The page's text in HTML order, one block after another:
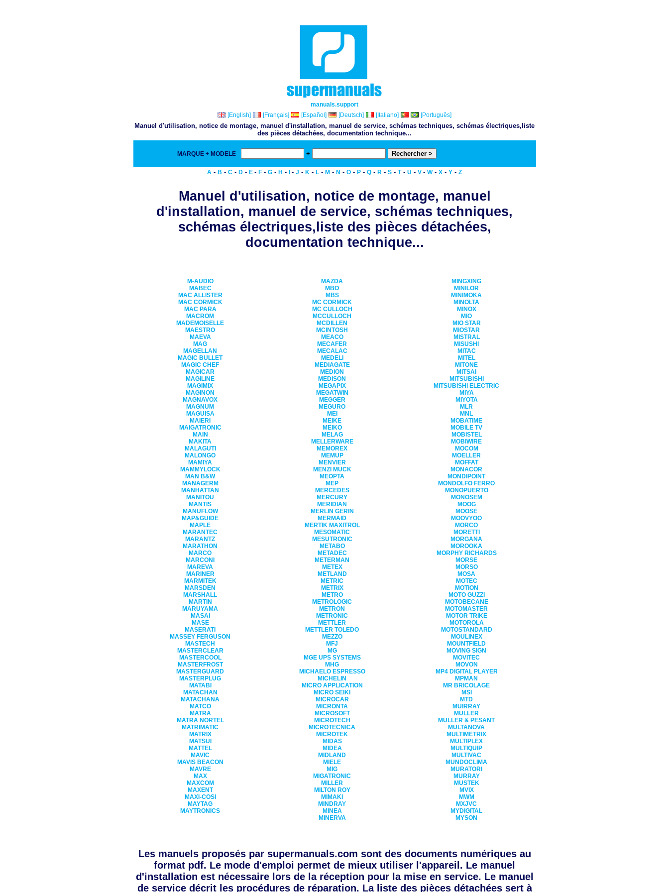
manuals.support
[English]
[Français] [Español] [Deutsch] [Italiano] [Português]
Manuel d'utilisation, notice de montage, manuel d'installation, manuel de service, schémas techniques, schémas électriques,liste
des pièces détachées, documentation technique...
MARQUE + MODELE +
A - B - C - D - E - F - G - H - - J - K - L - M - N - O - P - Q - R - S - T- U - V - W- X - Y - Z
Manuel d'utilisation, notice de montage, manuel
d'installation, manuel de service, schémas techniques,
schémas électriques,liste des pièces détachées,
documentation technique...
M-AUDIO
MABEC
MAC ALLISTER
MAC CORMICK
MAC PARA
MACROM
MADEMOISELLE
MAESTRO
MAEVA
MAG
MAGELLAN
MAGIC BULLET
MAGIC CHEF
MAGICAR
MAGILINE
MAGIMIX
MAGINON
MAGNAVOX
MAGNUM
MAGUISA
MAIERI
MAIGATRONIC
MAIN
MAKITA
MALAGUTI
MALONGO
MAMIYA
MAMMYLOCK
MAN B&W
MANAGERM
MANHATTAN
MANITOU
MANTIS
MANUFLOW
MAP&GUIDE
MAPLE
MARANTEC
MARANTZ
MARATHON
MARCO
MARCONI
MAREVA
MARINER
MARMITEK
MARSDEN
MARSHALL
MARTIN
MARUYAMA
MASAI
MASE
MASERATI
MASSEY FERGUSON
MASTECH
MASTERCLEAR
MASTERCOOL
MASTERFROST
MASTERGUARD
MASTERPLUG
MATABI
MATACHAN
MATACHANA
MATCO
MATRA
MATRA NORTEL
MATRIMATIC
MATRIX
MATSUI
MATTEL
MAVIC
MAVIS BEACON
MAVRE
MAX
MAXCOM
MAXENT
MAXI-COSI
MAYTAG
MAYTRONICS
MAZDA
MBO
MBS
MC CORMICK
MC CULLOCH
MCCULLOCH
MCDILLEN
MCINTOSH
MEACO
MECAFER
MECALAC
MEDELI
MEDIAGATE
MEDION
MEDISON
MEGAPIX
MEGATWIN
MEGGER
MEGURO
MEI
MEIKE
MEIKO
MELAG
MELLERWARE
MEMOREX
MEMUP
MENVIER
MENZI MUCK
MEOPTA
MEP
MERCEDES
MERCURY
MERIDIAN
MERLIN GERIN
MERMAID
MERTIK MAXITROL
MESOMATIC
MESUTRONIC
METABO
METADEC
METERMAN
METEX
METLAND
METRIC
METRIX
METRO
METROLOGIC
METRON
METRONIC
METTLER
METTLER TOLEDO
MEZZO
MFJ
MG
MGE UPS SYSTEMS
MHG
MICHAELO ESPRESSO
MICHELIN
MICRO APPLICATION
MICRO SEIKI
MICROCAR
MICRONTA
MICROSOFT
MICROTECH
MICROTECNICA
MICROTEK
MIDAS
MIDEA
MIDLAND
MIELE
MIG
MIGATRONIC
MILLER
MILTON ROY
MIMAKI
MINDRAY
MINEA
MINERVA
MINGXING
MINILOR
MINIMOKA
MINOLTA
MINOX
MIO
MIO STAR
MIOSTAR
MISTRAL
MISUSHI
MITAC
MITEL
MITONE
MITSAI
MITSUBISHI
MITSUBISHI ELECTRIC
MIYA
MIYOTA
MLR
MNL
MOBATIME
MOBILE TV
MOBISTEL
MOBIWIRE
MOCOM
MOELLER
MOFFAT
MONACOR
MONDIPOINT
MONDOLFO FERRO
MONOPUERTO
MONOSEM
MOOG
MOOSE
MOOVYOO
MORCO
MORETTI
MORGANA
MOROOKA
MORPHY RICHARDS
MORSE
MORSO
MOSA
MOTEC
MOTION
MOTO GUZZI
MOTOBECANE
MOTOMASTER
MOTOR TRIKE
MOTOROLA
MOTOSTANDARD
MOULINEX
MOUNTFIELD
MOVING SIGN
MOVITEC
MOVON
MP4 DIGITAL PLAYER
MPMAN
MR BRICOLAGE
MSI
MTD
MUIRRAY
MULLER
MULLER & PESANT
MULTANOVA
MULTIMETRIX
MULTIPLEX
MULTIQUIP
MULTIVAC
MUNDOCLIMA
MURATORI
MURRAY
MUSTEK
MVIX
MWM
MXJVC
MYDIGITAL
MYSON
Les manuels proposés par supermanuals.com sont des documents numériques au
format pdf. Le mode d'emploi permet de mieux utiliser l'appareil. Le manuel
d'installation est nécessaire lors de la réception pour la mise en service. Le manuel
de service décrit les procédures de réparation. La liste des pièces détachées sert à